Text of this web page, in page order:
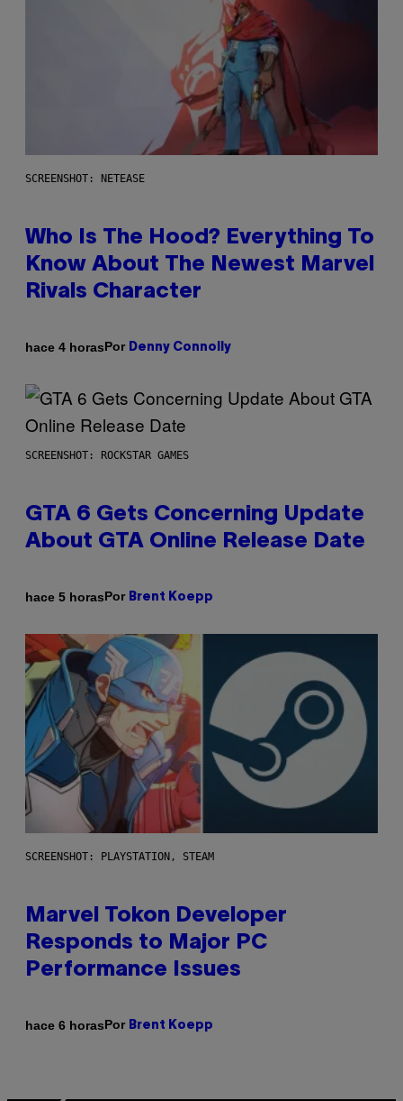
SCREENSHOT: NETEASE
Who Is The Hood? Everything To
Know About The Newest Marvel
Rivals Character
hace 4 horasPor Denny Connolly
SCREENSHOT: ROCKSTAR GAMES
GTA 6 Gets Concerning Update
About GTA Online Release Date
hace 5 horasPor Brent Koepp
SCREENSHOT: PLAYSTATION, STEAM
Marvel Tokon Developer
Responds to Major PC
Performance Issues
hace 6 horasPor Brent Koepp